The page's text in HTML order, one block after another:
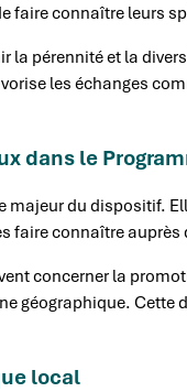
faire connaître leurs
la pérennité et la
les échanges
dans le
du dispositif.
faire connaître auprès
concerner la
géographique. Cette
local